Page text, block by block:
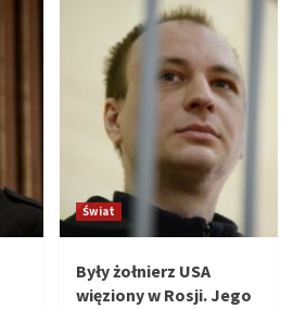
Świat
Były żołnierz USA
więziony w Rosji. Jego